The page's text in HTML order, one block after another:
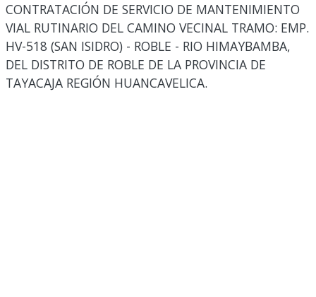
CONTRATACIÓN DE SERVICIO DE MANTENIMIENTO
VIAL RUTINARIO DEL CAMINO VECINAL TRAMO: EMP.
HV-518 (SAN ISIDRO) - ROBLE - RIO HIMAYBAMBA,
DEL DISTRITO DE ROBLE DE LA PROVINCIA DE
TAYACAJA REGIÓN HUANCAVELICA.